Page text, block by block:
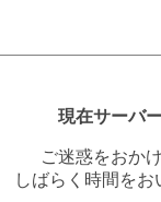
現在サーバ
ご迷惑をおか
しばらく時間を